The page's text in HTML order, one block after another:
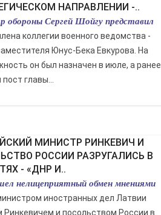
НАПРАВЛЕНИИ -..
обороны Сергей Шойгу представил
коллегии военного ведомства -
Юнус-Бека Евкурова. На
он был назначен в июле, а ранее
главы...
РОССИИ РАЗРУГАЛИСЬ В
- «ДНР И..
нелицеприятный обмен мнениями
иностранных дел Латвии
Ринкевичем и посольством России в